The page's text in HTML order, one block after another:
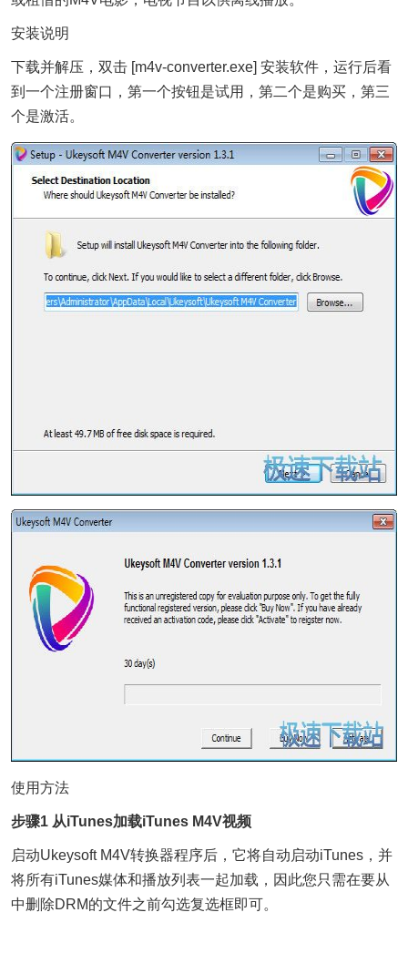
安装说明
下载并解压，双击 [m4v-converter.exe] 安装软件，运行后看
到一个注册窗口，第一个按钮是试用，第二个是购买，第三
个是激活。
使用方法
步骤1 从iTunes加载iTunes M4V视频
启动Ukeysoft M4V转换器程序后，它将自动启动iTunes，并
将所有iTunes媒体和播放列表一起加载，因此您只需在要从
中删除DRM的文件之前勾选复选框即可。